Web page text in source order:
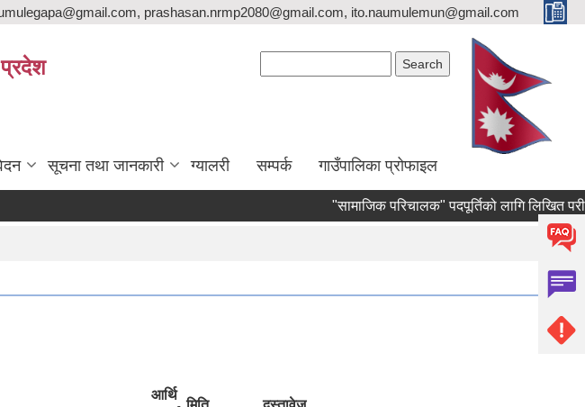
prashasan.nrmp2080@gmail.com, ito.naumulemun@gmail.com
प्रदेश
सूचना तथा जानकारी ग्यालरी सम्पर्क गाउँपालिका प्रोफाइल
"सामाजिक परिचालक" पदपूर्तिको लागि लिखित परीक्षा
आर्थि